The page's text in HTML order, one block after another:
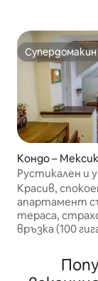
Супердомакин
Супердомакин
Кондо –
Рустикален и
центъра на
градина
Красив,
апартамент
тераса,
връзка (100
разположена